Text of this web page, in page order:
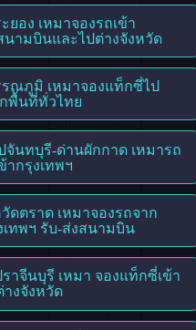
ยอง เหมาจองรถเข้า
นามบินและไปต่างจังหวัด
ณภูมิ เหมาจองแท็กซี่ไป
พื้นที่ทั่วไทย
จันทบุรี-ด่านผักกาด เหมารถ
ากรุงเทพฯ
ดตราด เหมาจองรถจาก
เทพฯ รับ-ส่งสนามบิน
าจีนบุรี เหมา จองแท็กซี่เข้า
างจังหวัด